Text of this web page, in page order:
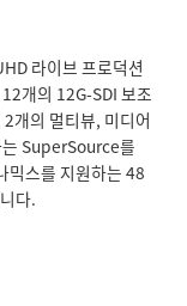
라이브 프로덕션
개의 12G-SDI 보조
개의 멀티뷰, 미디어
는 SuperSource를
믹스를 지원하는 48
다.